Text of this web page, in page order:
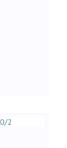
2